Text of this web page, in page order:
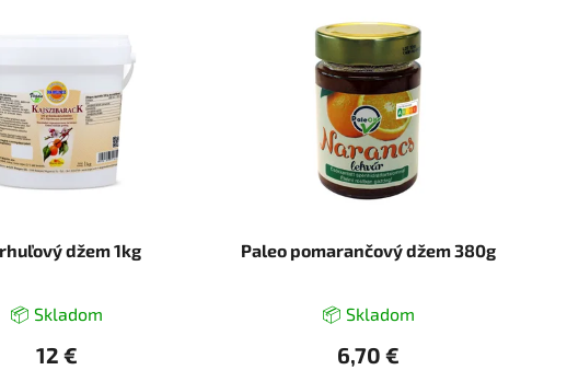
džem 1kg
📦 Skladom
12 €
Paleo pomarančový džem 380g
📦 Skladom
6,70 €